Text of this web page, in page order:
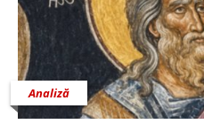
Analiză